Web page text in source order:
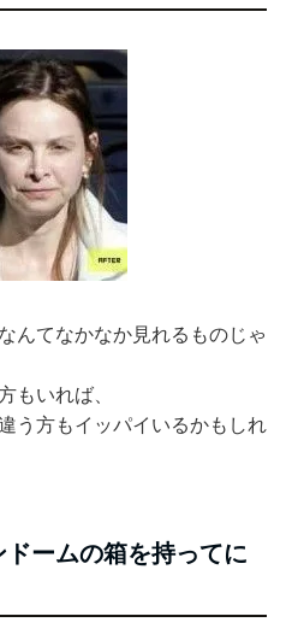
んてなかなか見れるものじゃ
もいれば、
う方もイッパイいるかもしれ
ームの箱を持ってに